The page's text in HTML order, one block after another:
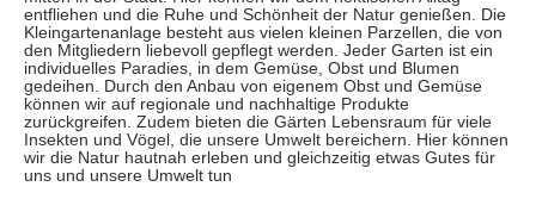
entfliehen und die Ruhe und Schönheit der Natur genießen. Die
Kleingartenanlage besteht aus vielen kleinen Parzellen, die von
den Mitgliedern liebevoll gepflegt werden. Jeder Garten ist ein
individuelles Paradies, in dem Gemüse, Obst und Blumen
gedeihen. Durch den Anbau von eigenem Obst und Gemüse
können wir auf regionale und nachhaltige Produkte
zurückgreifen. Zudem bieten die Gärten Lebensraum für viele
Insekten und Vögel, die unsere Umwelt bereichern. Hier können
wir die Natur hautnah erleben und gleichzeitig etwas Gutes für
uns und unsere Umwelt tun